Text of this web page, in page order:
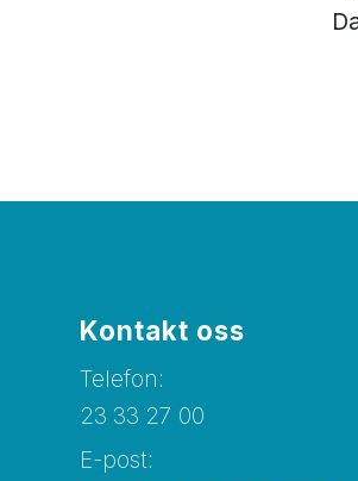
Kontakt oss
Telefon:
23 33 27 00
E-post: